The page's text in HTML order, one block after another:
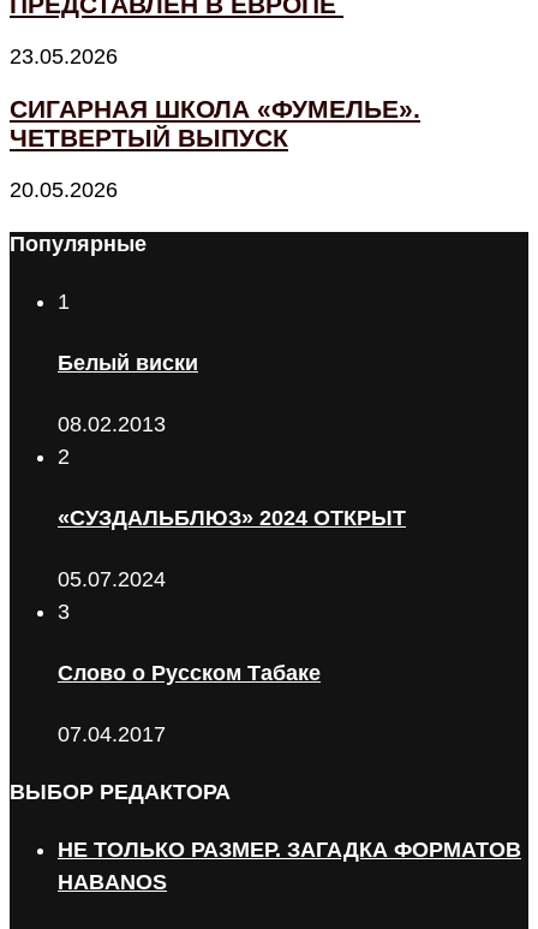
23.05.2026
СИГАРНАЯ ШКОЛА «ФУМЕЛЬЕ».
ЧЕТВЕРТЫЙ ВЫПУСК
20.05.2026
Популярные
1
Белый виски
08.02.2013
2
«СУЗДАЛЬБЛЮЗ» 2024 ОТКРЫТ
05.07.2024
3
Слово о Русском Табаке
07.04.2017
ВЫБОР РЕДАКТОРА
НЕ ТОЛЬКО РАЗМЕР. ЗАГАДКА ФОРМАТОВ
HABANOS